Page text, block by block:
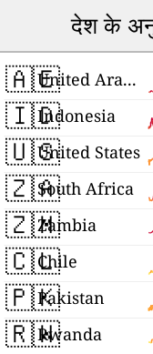
देश के
🇦🇪 United Arab Emirates
🇮🇩Indonesia
🇺🇸United States
🇿🇦South Africa
🇿🇲Zambia
🇨🇱
Chile
🇵🇰Pakistan
🇷🇼Rwanda